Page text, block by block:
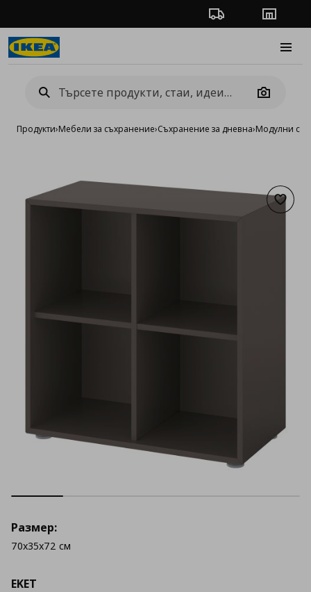
Проследяване на
Camera
Продукти›Мебели за съхранение›Съхранение за дневна›Модулни
EKET
Размер:
70x35x72 см